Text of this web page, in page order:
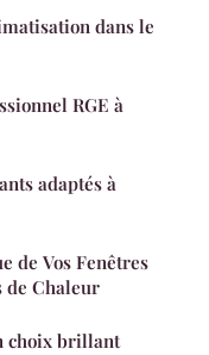
dans le
RGE à
adaptés à
de Vos Fenêtres
de Chaleur
choix brillant